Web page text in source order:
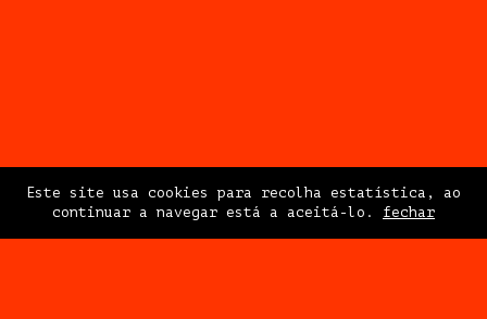
Este site usa cookies para recolha estatística, ao
continuar a navegar está a aceitá-lo. fechar